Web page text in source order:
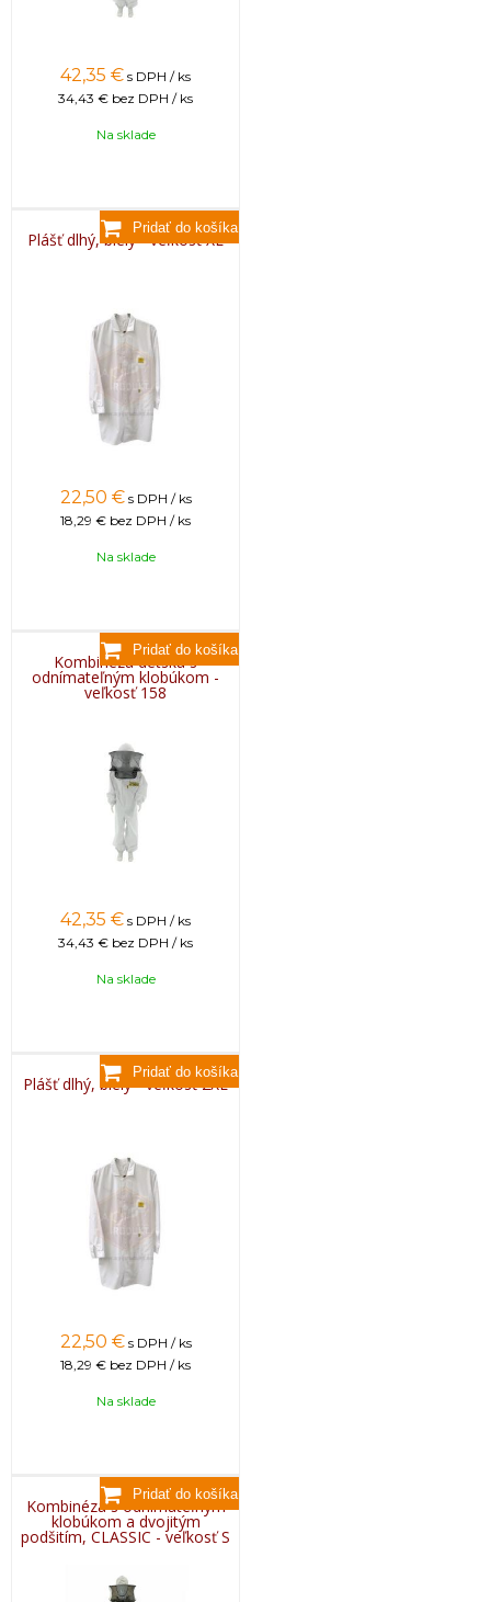
42,35 € s DPH / ks
34,43 € bez DPH / ks
Na sklade
Plášť dlhý, biely - veľkosť XL
22,50 € s DPH / ks
18,29 € bez DPH / ks
Na sklade
Kombinéza detská s
odnímateľným klobúkom -
veľkosť 158
42,35 € s DPH / ks
34,43 € bez DPH / ks
Na sklade
Plášť dlhý, biely - veľkosť 2XL
22,50 € s DPH / ks
18,29 € bez DPH / ks
Na sklade
Kombinéza s odnímateľným
klobúkom a dvojitým
podšitím, CLASSIC - veľkosť S